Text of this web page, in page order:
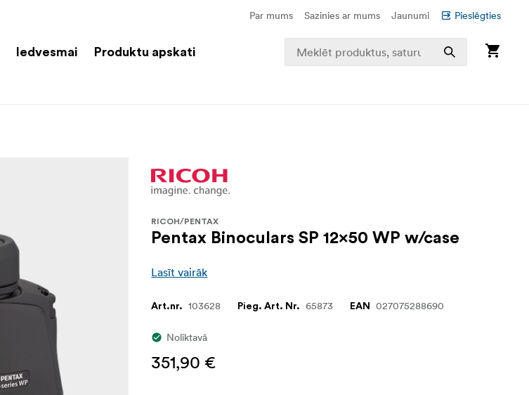
Par mums Sazinies ar mums Jaunumi Pieslēgties
Iedvesmai Produktu apskati
RICOH/PENTAX
Pentax Binoculars SP 12x50 WP w/case
Lasīt vairāk
Art.nr. 103628 Pieg. Art. Nr. 65873 EAN 027075288690
Noliktavā
351,90 €